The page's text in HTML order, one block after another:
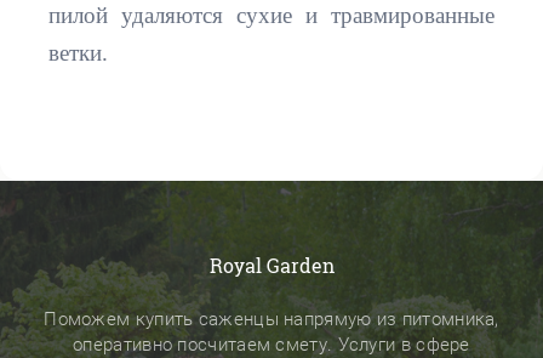
пилой удаляются сухие и травмированные
ветки.
Royal Garden
Поможем купить саженцы напрямую из питомника,
оперативно посчитаем смету. Услуги в сфере